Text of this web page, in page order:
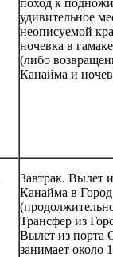
удивительное
неописуемой
ночевка в
(либо
Канайма и
Завтрак. Вылет
Канайма в
Трансфер из
Вылет из порта
занимает около